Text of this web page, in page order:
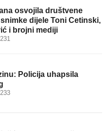
osvojila društvene
dijele Toni Cetinski,
i brojni mediji
Policija uhapsila